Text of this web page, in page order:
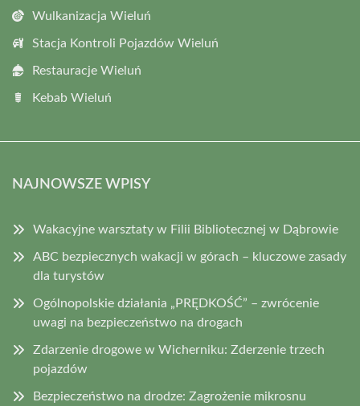
Wulkanizacja Wieluń
Stacja Kontroli Pojazdów Wieluń
Restauracje Wieluń
Kebab Wieluń
NAJNOWSZE WPISY
Wakacyjne warsztaty w Filii Bibliotecznej w Dąbrowie
ABC bezpiecznych wakacji w górach – kluczowe zasady
dla turystów
Ogólnopolskie działania „PRĘDKOŚĆ” – zwrócenie
uwagi na bezpieczeństwo na drogach
Zdarzenie drogowe w Wicherniku: Zderzenie trzech
pojazdów
Bezpieczeństwo na drodze: Zagrożenie mikrosnu